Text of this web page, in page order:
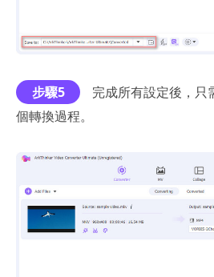
步驟5 完成所有設定後，只
個轉換過程。